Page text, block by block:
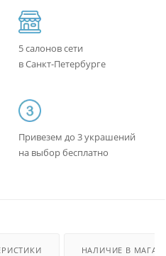
5 салонов сети
в Санкт-Петербурге
Привезем до 3 украшений
на выбор бесплатно
НАЛИЧИЕ В